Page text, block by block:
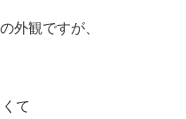
の外観ですが、
て